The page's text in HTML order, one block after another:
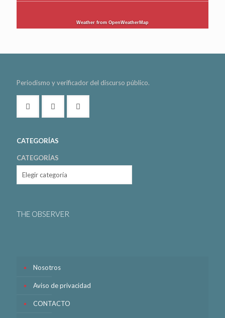
Weather from OpenWeatherMap
Periodismo y verificador del discurso público.
CATEGORÍAS
CATEGORÍAS
THE OBSERVER
Nosotros
Aviso de privacidad
CONTACTO